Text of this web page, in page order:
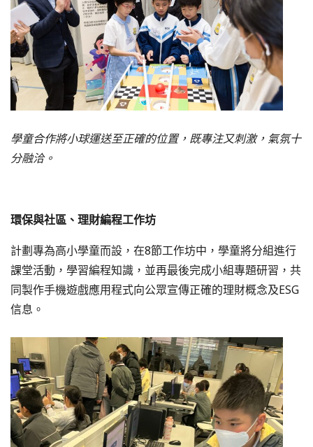
學童合作將小球運送至正確的位置，既專注又刺激，氣氛十
分融洽。
環保與社區、理財編程工作坊
計劃專為高小學童而設，在8節工作坊中，學童將分組進行
課堂活動，學習編程知識，並再最後完成小組專題研習，共
同製作手機遊戲應用程式向公眾宣傳正確的理財概念及ESG
信息。